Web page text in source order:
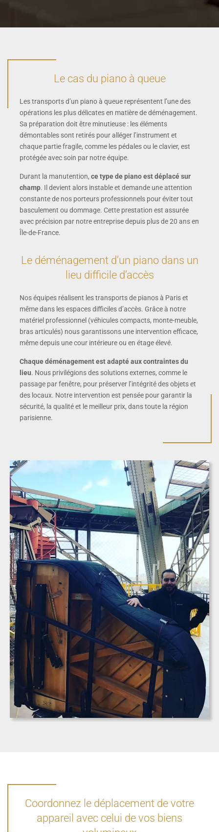
Le cas du piano à queue
Les transports d’un piano à queue représentent l’une des
opérations les plus délicates en matière de déménagement.
Sa préparation doit être minutieuse : les éléments
démontables sont retirés pour alléger l’instrument et
chaque partie fragile, comme les pédales ou le clavier, est
protégée avec soin par notre équipe.
Durant la manutention, ce type de piano est déplacé sur
champ. Il devient alors instable et demande une attention
constante de nos porteurs professionnels pour éviter tout
basculement ou dommage. Cette prestation est assurée
avec précision par notre entreprise depuis plus de 20 ans en
Île-de-France.
Le déménagement d’un piano dans un
lieu difficile d’accès
Nos équipes réalisent les transports de pianos à Paris et
même dans les espaces difficiles d’accès. Grâce à notre
matériel professionnel (véhicules compacts, monte-meuble,
bras articulés) nous garantissons une intervention efficace,
même depuis une cour intérieure ou en étage élevé.
Chaque déménagement est adapté aux contraintes du
lieu. Nous privilégions des solutions externes, comme le
passage par fenêtre, pour préserver l’intégrité des objets et
des locaux. Notre intervention est pensée pour garantir la
sécurité, la qualité et le meilleur prix, dans toute la région
parisienne.
Coordonnez le déplacement de votre
appareil avec celui de vos biens